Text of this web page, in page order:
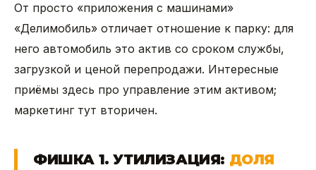
От просто «приложения с машинами»
«Делимобиль» отличает отношение к парку: для
него автомобиль это актив со сроком службы,
загрузкой и ценой перепродажи. Интересные
приёмы здесь про управление этим активом;
маркетинг тут вторичен.
ФИШКА 1. УТИЛИЗАЦИЯ: ДОЛЯ